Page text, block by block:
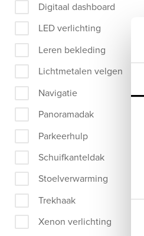
Digitaal dashboard
LED verlichting
Leren bekleding
Lichtmetalen velgen
Navigatie
Panoramadak
Parkeerhulp
Schuifkanteldak
Stoelverwarming
Trekhaak
Xenon verlichting